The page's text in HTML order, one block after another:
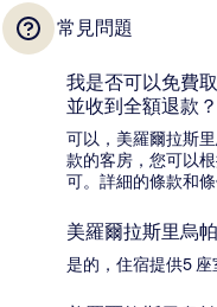
常見問題
我是否可以免費
並收到全額退款？
可以，美羅爾拉斯
款的客房，您可以
可。詳細的條款和
美羅爾拉斯里烏
是的，住宿提供5 座